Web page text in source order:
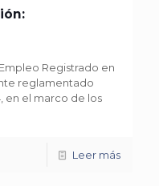
Registrado en
reglamentado
en el marco de los
Leer más